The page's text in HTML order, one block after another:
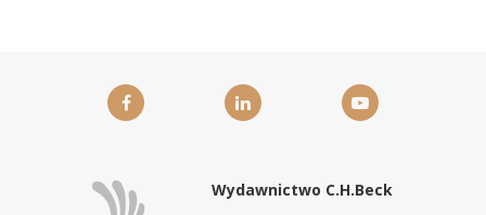
Wydawnictwo C.H.Beck